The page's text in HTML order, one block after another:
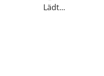
Lädt...